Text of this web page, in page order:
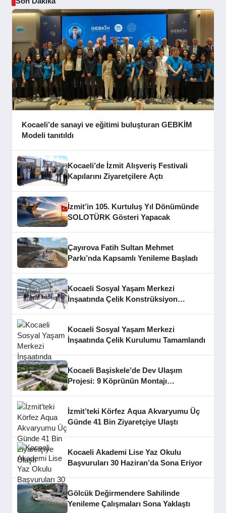
Kocaeli’de sanayi ve eğitimi buluşturan GEBKİM
Modeli tanıtıldı
Kocaeli’de İzmit Alışveriş Festivali
Kapılarını Ziyaretçilere Açtı
İzmit’in 105. Kurtuluş Yıl Dönümünde
SOLOTÜRK Gösteri Yapacak
Çayırova Fatih Sultan Mehmet
Parkı’nda Kapsamlı Yenileme Başladı
Kocaeli Sosyal Yaşam Merkezi
İnşaatında Çelik Konstrüksiyon
Kocaeli Sosyal Yaşam Merkezi
İnşaatında Çelik Kurulumu Tamamlandı
Kocaeli Başiskele’de Dev Ulaşım
Projesi: 9 Köprünün Montajı
İzmit’teki Körfez Aqua Akvaryumu Üç
Günde 41 Bin Ziyaretçiye Ulaştı
Kocaeli Akademi Lise Yaz Okulu
Başvuruları 30 Haziran’da Sona Eriyor
Gölcük Değirmendere Sahilinde
Yenileme Çalışmaları Sona Yaklaştı